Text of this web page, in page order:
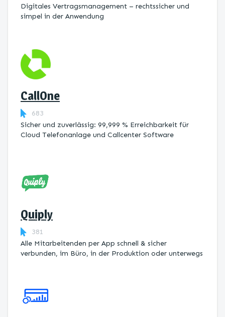
Digitales Vertragsmanagement – rechtssicher und
simpel in der Anwendung
CallOne
683
Sicher und zuverlässig: 99,999 % Erreichbarkeit für
Cloud Telefonanlage und Callcenter Software
Quiply
381
Alle Mitarbeitenden per App schnell & sicher
verbunden, im Büro, in der Produktion oder unterwegs